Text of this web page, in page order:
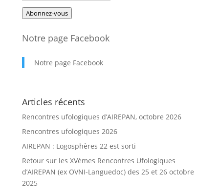
e-
mail
Abonnez-vous
Notre page Facebook
Notre page Facebook
Articles récents
Rencontres ufologiques d’AIREPAN, octobre 2026
Rencontres ufologiques 2026
AIREPAN : Logosphères 22 est sorti
Retour sur les XVèmes Rencontres Ufologiques
d’AIREPAN (ex OVNI-Languedoc) des 25 et 26 octobre
2025